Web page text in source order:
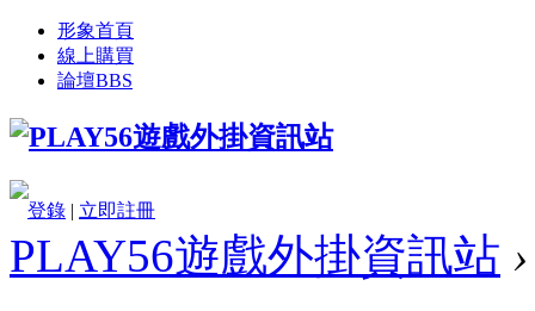
形象首頁
線上購買
論壇BBS
登錄 | 立即註冊
PLAY56遊戲外掛資訊站 ›